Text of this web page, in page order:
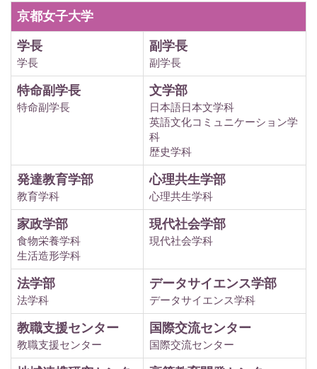
京都女子大学
学長
学長
副学長
副学長
特命副学長
特命副学長
文学部
日本語日本文学科
英語文化コミュニケーション学
科
歴史学科
発達教育学部
教育学科
心理共生学部
心理共生学科
家政学部
食物栄養学科
生活造形学科
現代社会学部
現代社会学科
法学部
法学科
データサイエンス学部
データサイエンス学科
教職支援センター
教職支援センター
国際交流センター
国際交流センター